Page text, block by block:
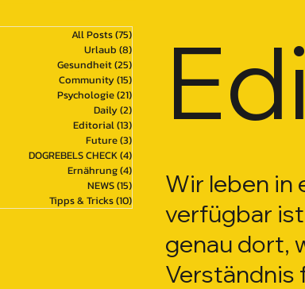
All Posts(75)75 Beiträge
Urlaub (8)8 Beiträge
Gesundheit(25)25 Beiträge
Community(15)15 Beiträge
Psychologie(21)21 Beiträge
Daily(2)2 Beiträge
Editorial(13)13 Beiträge
Future(3)3 Beiträge
DOGREBELS CHECK(4)4 Beiträge
Ernährung(4)4 Beiträge
NEWS(15)15 Beiträge
Tipps & Tricks(10)10 Beiträge
Wir leben in
verfügbar
genau dort,
Verständnis